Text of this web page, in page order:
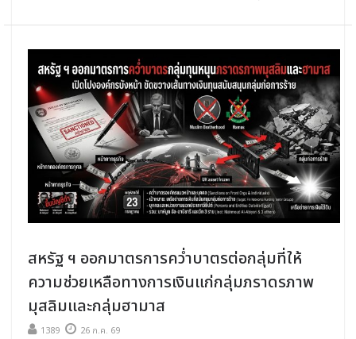
สหรัฐ ฯ ออกมาตรการคว่ำบาตรต่อกลุ่มที่ให้
ความช่วยเหลือทางการเงินแก่กลุ่มภราดรภาพ
มุสลิมและกลุ่มฮามาส
1389 26 ก.ค. 69